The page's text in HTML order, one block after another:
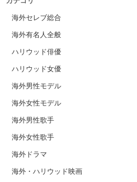
海外セレブ総合
海外有名人全般
ハリウッド俳優
ハリウッド女優
海外男性モデル
海外女性モデル
海外男性歌手
海外女性歌手
海外ドラマ
海外・ハリウッド映画